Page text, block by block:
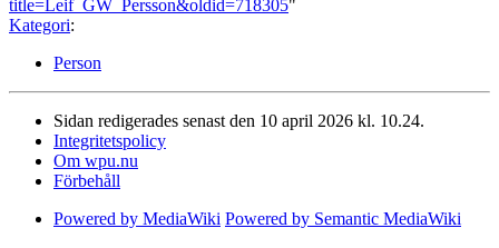
title=Leif_GW_Persson&oldid=718305"
Kategori:
Person
Sidan redigerades senast den 10 april 2026 kl. 10.24.
Integritetspolicy
Om wpu.nu
Förbehåll
Powered by MediaWiki Powered by Semantic MediaWiki